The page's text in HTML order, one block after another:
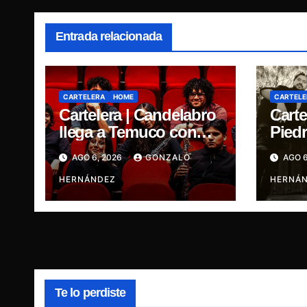
Entrada relacionada
CARTELERA HOME
Cartelera | Candelabro
llega a Temuco con
una noche cargada de
indie
AGO 6, 2026 GONZALO
HERNÁNDEZ
René
AGO
Te lo perdiste